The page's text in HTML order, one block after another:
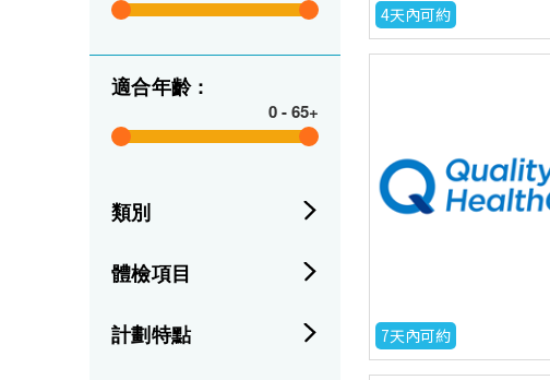
適合年齡 :
0-65+
類別
體檢項目
計劃特點
4天內可約
7天內可約